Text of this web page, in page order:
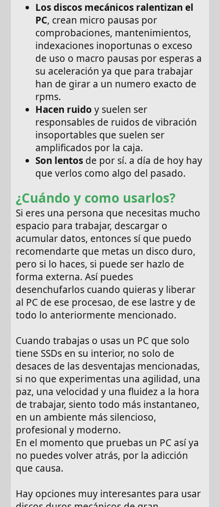
Los discos mecánicos ralentizan el
PC, crean micro pausas por
comprobaciones, mantenimientos,
indexaciones inoportunas o exceso
de uso o macro pausas por esperas a
su aceleración ya que para trabajar
han de girar a un numero exacto de
rpms.
Hacen ruido y suelen ser
responsables de ruidos de vibración
insoportables que suelen ser
amplificados por la caja.
Son lentos de por sí. a día de hoy hay
que verlos como algo del pasado.
¿Cuándo y como usarlos?
Si eres una persona que necesitas mucho
espacio para trabajar, descargar o
acumular datos, entonces sí que puedo
recomendarte que metas un disco duro,
pero si lo haces, si puede ser hazlo de
forma externa. Así puedes
desenchufarlos cuando quieras y liberar
al PC de ese procesao, de ese lastre y de
todo lo anteriormente mencionado.
Cuando trabajas o usas un PC que solo
tiene SSDs en su interior, no solo de
desaces de las desventajas mencionadas,
si no que experimentas una agilidad, una
paz, una velocidad y una fluidez a la hora
de trabajar, siento todo más instantaneo,
en un ambiente más silencioso,
profesional y moderno.
En el momento que pruebas un PC así ya
no puedes volver atrás, por la adicción
que causa.
Hay opciones muy interesantes para usar